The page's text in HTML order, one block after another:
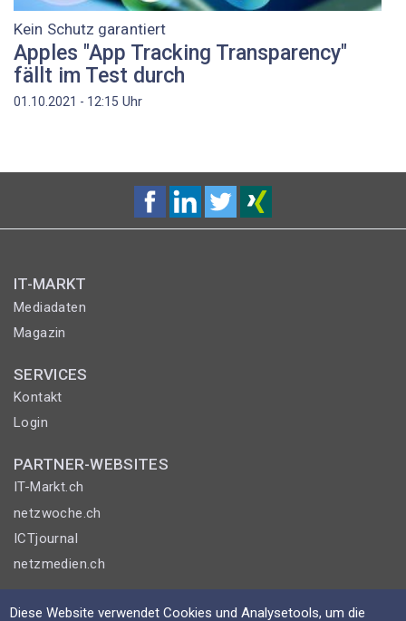
Kein Schutz garantiert
Apples "App Tracking Transparency"
fällt im Test durch
01.10.2021 - 12:15 Uhr
IT-MARKT
Mediadaten
Magazin
SERVICES
Kontakt
Login
PARTNER-WEBSITES
IT-Markt.ch
netzwoche.ch
ICTjournal
netzmedien.ch
© NETZMEDIEN AG 2026
Diese Website verwendet Cookies und Analysetools, um die